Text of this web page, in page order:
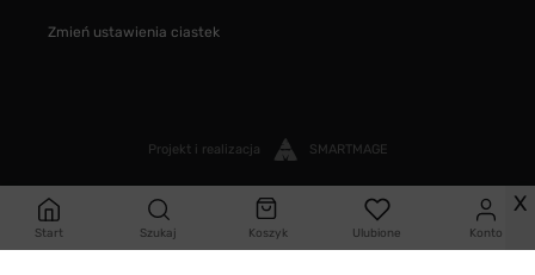
Start Szukaj Koszyk Ulubione Konto
Zmień ustawienia ciastek
Projekt i realizacja SMARTMAGE
X